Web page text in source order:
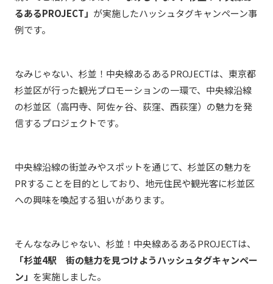
るあるPROJECT」 が実施したハッシュタグキャンペーン事
例です。
なみじゃない、杉並！中央線あるあるPROJECTは、東京都
杉並区が行った観光プロモーションの一環で、中央線沿線
の杉並区（高円寺、 阿佐ヶ谷、 荻窪、 西荻窪）の魅力を発
信するプロジェクトです。
中央線沿線の街並みやスポットを通じて、杉並区の魅力を
PRすることを目的としており、地元住民や観光客に杉並区
への興味を喚起する狙いがあります。
そんななみじゃない、杉並！中央線あるあるPROJECTは、
「杉並4駅 街の魅力を見つけようハッシュタグキャンペー
ン」 を実施しました。